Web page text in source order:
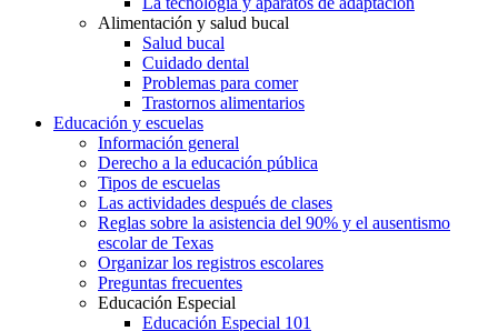
Alimentación y salud bucal
Salud bucal
Cuidado dental
Problemas para comer
Trastornos alimentarios
Educación y escuelas
Información general
Derecho a la educación pública
Tipos de escuelas
Las actividades después de clases
Reglas sobre la asistencia del 90% y el ausentismo
escolar de Texas
Organizar los registros escolares
Preguntas frecuentes
Educación Especial
Educación Especial 101